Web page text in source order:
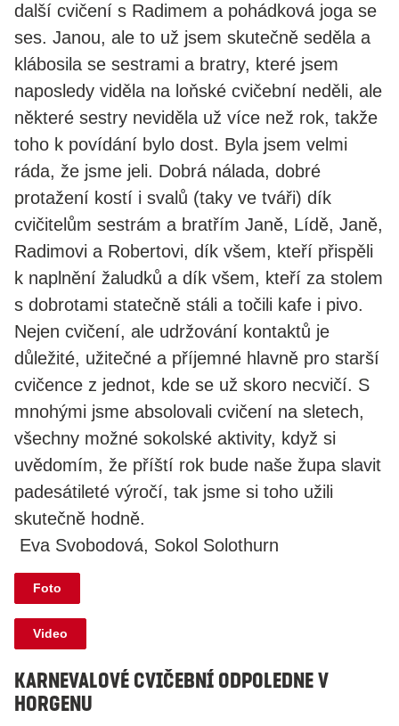
další cvičení s Radimem a pohádková joga se
ses. Janou, ale to už jsem skutečně seděla a
klábosila se sestrami a bratry, které jsem
naposledy viděla na loňské cvičební neděli, ale
některé sestry neviděla už více než rok, takže
toho k povídání bylo dost. Byla jsem velmi
ráda, že jsme jeli. Dobrá nálada, dobré
protažení kostí i svalů (taky ve tváři) dík
cvičitelům sestrám a bratřím Janě, Lídě, Janě,
Radimovi a Robertovi, dík všem, kteří přispěli
k naplnění žaludků a dík všem, kteří za stolem
s dobrotami statečně stáli a točili kafe i pivo.
Nejen cvičení, ale udržování kontaktů je
důležité, užitečné a příjemné hlavně pro starší
cvičence z jednot, kde se už skoro necvičí. S
mnohými jsme absolovali cvičení na sletech,
všechny možné sokolské aktivity, když si
uvědomím, že příští rok bude naše župa slavit
padesátileté výročí, tak jsme si toho užili
skutečně hodně.
Eva Svobodová, Sokol Solothurn
Foto
Video
Karnevalové cvičební odpoledne v
Horgenu